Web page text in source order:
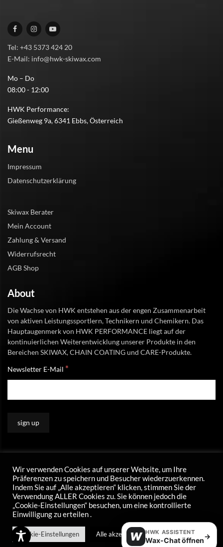
Tel: +43 5373 424 20
E-Mail: info@hwk-skiwax.com
Mo – Do
08:00 - 12:00
HWK Performance:
Gießenweg 9a, 6341 Ebbs, Österreich
Menu
Impressum
Datenschutzerklärung
Skiwax Berater
Mein Account
Zahlung & Versand
Widerrufsrecht
AGB Shop
About
Die Wachse von HWK entstehen aus der engen Zusammenarbeit
von aktiven Leistungssportlern, Technikern und Chemikern. Das
Hauptaugenmerk von HWK PERFORMANCE liegt auf der
kontinuierlichen Weiterentwicklung unserer Produkte in den
Bereichen SKIWAX, CHAIN COATING und CARE-Produkte.
Newsletter E-Mail *
Wir verwenden Cookies auf unserer Website, um Ihre
Präferenzen zu speichern und Besucher wiederzuerkennen.
Indem Sie auf „Alle akzeptieren“ klicken, stimmen Sie der
Verwendung ALLER Cookies zu. Sie können jedoch die
„Cookie-Einstellungen“ besuchen, um eine kontrollierte
Einwilligung zu erteilen .
Cookie-Einstellungen Alle akzeptieren
W HWK ASSISTENT
Wax-Chat öffnen→